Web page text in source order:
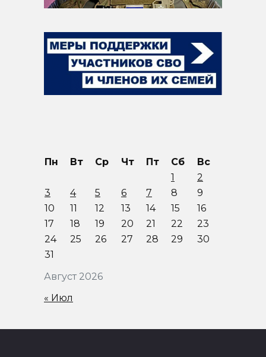
Август 2026
Пн Вт Ср Чт Пт Сб
Вс
1
2
3
4 5 6 7 8
9
10
11 12 13 14 15
16
17
18 19 20 21 22
23
24
25 26 27 28 29
30
31
« Июл